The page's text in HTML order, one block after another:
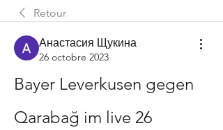
Retour
Анастасия Щукина
26 octobre 2023
Bayer Leverkusen gegen
Qarabağ im live 26